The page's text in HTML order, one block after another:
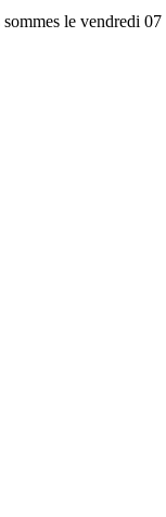
sommes le vendredi